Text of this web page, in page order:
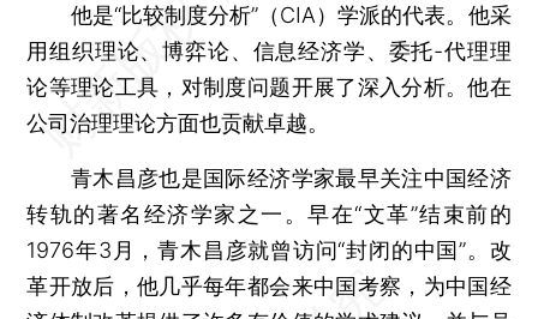
他是“比较制度分析”（CIA）学派的代表。他采
用组织理论、博弈论、信息经济学、委托-代理理
论等理论工具，对制度问题开展了深入分析。他在
公司治理理论方面也贡献卓越。
青木昌彦也是国际经济学家最早关注中国经济
转轨的著名经济学家之一。早在“文革”结束前的
1976年3月，青木昌彦就曾访问“封闭的中国”。改
革开放后，他几乎每年都会来中国考察，为中国经